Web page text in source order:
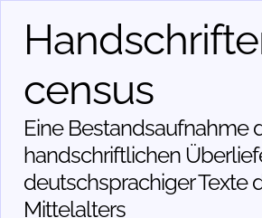
census
Eine Bestandsaufnahme
handschriftlichen
deutschsprachiger Texte
Mittelalters